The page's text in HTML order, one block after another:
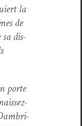
la
de
sa dis­
porte